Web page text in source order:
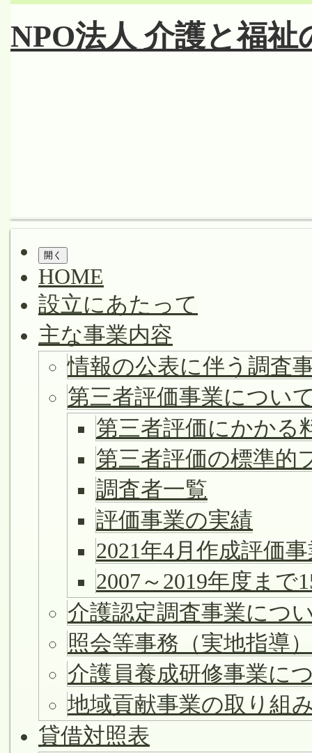
NPO法人 介護と福
Shrunk
Expand
イ
ン
ゲ
開く
HOME
設立にあたって
主な事業内容
情報の公表に伴う調査
第三者評価事業につい
第三者評価にかかる
第三者評価の標準的
調査者一覧
評価事業の実績
2021年4月作成評価
2007～2019年度ま
介護認定調査事業につ
照会等事務（実地指導
介護員養成研修事業に
地域貢献事業の取り組
貸借対照表